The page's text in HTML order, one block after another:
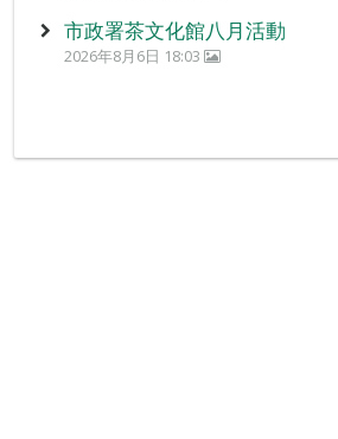
市政署茶文化館八月活動
2026年8月6日 18:03